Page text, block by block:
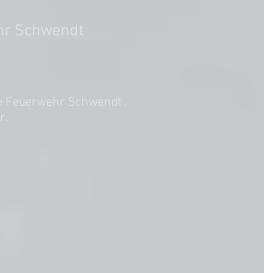
Schwendt
Feuerwehr Schwendt .